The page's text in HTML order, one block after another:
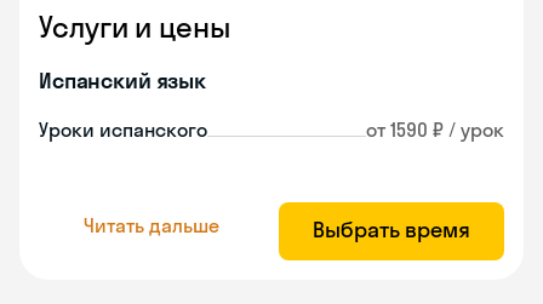
Услуги и цены
Испанский язык
Уроки испанского от 1590 ₽ / урок
Читать дальше Выбрать время